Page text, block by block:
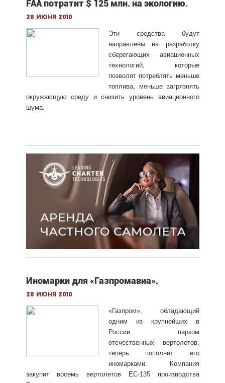
FAA потратит $ 125 млн. на экологию.
28 июня 2010
Эти средства будут
направлены на разработку
сберегающих авиационных
технологий, которые
позволят потреблять меньше
топлива, меньше загрязнять
окружающую среду и снизить уровень авиационного
шума.
Иномарки для «Газпромавиа».
28 июня 2010
«Газпром», обладающий
одним из крупнейших в
России парком
отечественных вертолетов,
теперь пополнит его
иномарками. Компания
закупит восемь вертолетов EC-135 производства